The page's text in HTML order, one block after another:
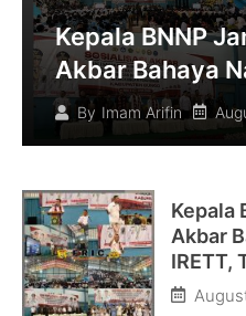
Kepala BNNP
Akbar Bahaya
IRETT, TCC
Bungo
By Imam Arifin
Kepala
Akbar
IRETT,
di